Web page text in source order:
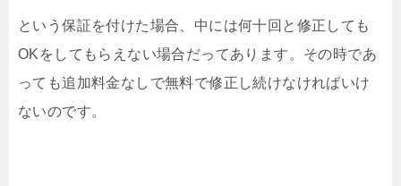
という保証を付けた場合、中には何十回と修正しても
OKをしてもらえない場合だってあります。その時であ
っても追加料金なしで無料で修正し続けなければいけ
ないのです。